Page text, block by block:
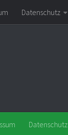
Datenschutz
Datenschutz